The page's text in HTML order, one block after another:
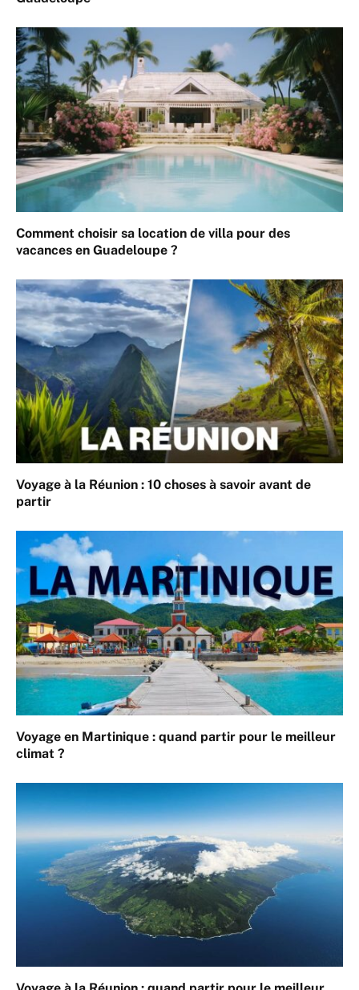
Comment choisir sa location de villa pour des
vacances en Guadeloupe ?
Voyage à la Réunion : 10 choses à savoir avant de
partir
Voyage en Martinique : quand partir pour le meilleur
climat ?